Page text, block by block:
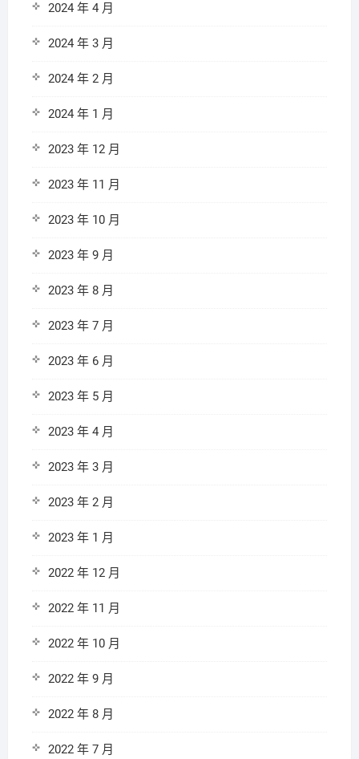
2024 年 4 月
2024 年 3 月
2024 年 2 月
2024 年 1 月
2023 年 12 月
2023 年 11 月
2023 年 10 月
2023 年 9 月
2023 年 8 月
2023 年 7 月
2023 年 6 月
2023 年 5 月
2023 年 4 月
2023 年 3 月
2023 年 2 月
2023 年 1 月
2022 年 12 月
2022 年 11 月
2022 年 10 月
2022 年 9 月
2022 年 8 月
2022 年 7 月